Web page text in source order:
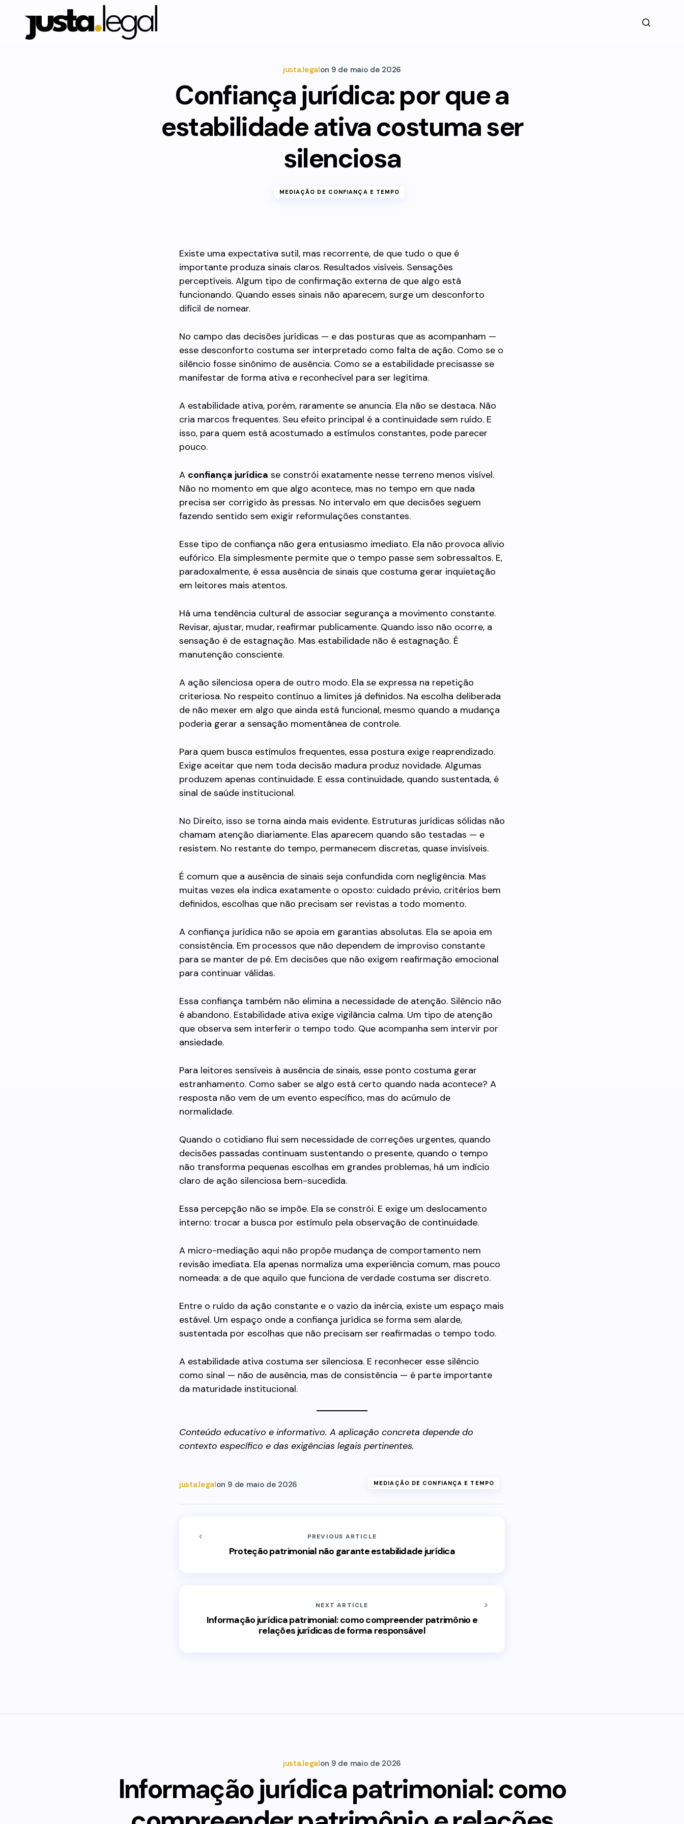
justa.legalon 9 de maio de 2026
Confiança jurídica: por que a
estabilidade ativa costuma ser
silenciosa
MEDIAÇÃO DE CONFIANÇA E TEMPO
Existe uma expectativa sutil, mas recorrente, de que tudo o que é
importante produza sinais claros. Resultados visíveis. Sensações
perceptíveis. Algum tipo de confirmação externa de que algo está
funcionando. Quando esses sinais não aparecem, surge um desconforto
difícil de nomear.
No campo das decisões jurídicas — e das posturas que as acompanham —
esse desconforto costuma ser interpretado como falta de ação. Como se o
silêncio fosse sinônimo de ausência. Como se a estabilidade precisasse se
manifestar de forma ativa e reconhecível para ser legítima.
A estabilidade ativa, porém, raramente se anuncia. Ela não se destaca. Não
cria marcos frequentes. Seu efeito principal é a continuidade sem ruído. E
isso, para quem está acostumado a estímulos constantes, pode parecer
pouco.
A confiança jurídica se constrói exatamente nesse terreno menos visível.
Não no momento em que algo acontece, mas no tempo em que nada
precisa ser corrigido às pressas. No intervalo em que decisões seguem
fazendo sentido sem exigir reformulações constantes.
Esse tipo de confiança não gera entusiasmo imediato. Ela não provoca alívio
eufórico. Ela simplesmente permite que o tempo passe sem sobressaltos. E,
paradoxalmente, é essa ausência de sinais que costuma gerar inquietação
em leitores mais atentos.
Há uma tendência cultural de associar segurança a movimento constante.
Revisar, ajustar, mudar, reafirmar publicamente. Quando isso não ocorre, a
sensação é de estagnação. Mas estabilidade não é estagnação. É
manutenção consciente.
A ação silenciosa opera de outro modo. Ela se expressa na repetição
criteriosa. No respeito contínuo a limites já definidos. Na escolha deliberada
de não mexer em algo que ainda está funcional, mesmo quando a mudança
poderia gerar a sensação momentânea de controle.
Para quem busca estímulos frequentes, essa postura exige reaprendizado.
Exige aceitar que nem toda decisão madura produz novidade. Algumas
produzem apenas continuidade. E essa continuidade, quando sustentada, é
sinal de saúde institucional.
No Direito, isso se torna ainda mais evidente. Estruturas jurídicas sólidas não
chamam atenção diariamente. Elas aparecem quando são testadas — e
resistem. No restante do tempo, permanecem discretas, quase invisíveis.
É comum que a ausência de sinais seja confundida com negligência. Mas
muitas vezes ela indica exatamente o oposto: cuidado prévio, critérios bem
definidos, escolhas que não precisam ser revistas a todo momento.
A confiança jurídica não se apoia em garantias absolutas. Ela se apoia em
consistência. Em processos que não dependem de improviso constante
para se manter de pé. Em decisões que não exigem reafirmação emocional
para continuar válidas.
Essa confiança também não elimina a necessidade de atenção. Silêncio não
é abandono. Estabilidade ativa exige vigilância calma. Um tipo de atenção
que observa sem interferir o tempo todo. Que acompanha sem intervir por
ansiedade.
Para leitores sensíveis à ausência de sinais, esse ponto costuma gerar
estranhamento. Como saber se algo está certo quando nada acontece? A
resposta não vem de um evento específico, mas do acúmulo de
normalidade.
Quando o cotidiano flui sem necessidade de correções urgentes, quando
decisões passadas continuam sustentando o presente, quando o tempo
não transforma pequenas escolhas em grandes problemas, há um indício
claro de ação silenciosa bem-sucedida.
Essa percepção não se impõe. Ela se constrói. E exige um deslocamento
interno: trocar a busca por estímulo pela observação de continuidade.
A micro-mediação aqui não propõe mudança de comportamento nem
revisão imediata. Ela apenas normaliza uma experiência comum, mas pouco
nomeada: a de que aquilo que funciona de verdade costuma ser discreto.
Entre o ruído da ação constante e o vazio da inércia, existe um espaço mais
estável. Um espaço onde a confiança jurídica se forma sem alarde,
sustentada por escolhas que não precisam ser reafirmadas o tempo todo.
A estabilidade ativa costuma ser silenciosa. E reconhecer esse silêncio
como sinal — não de ausência, mas de consistência — é parte importante
da maturidade institucional.
Conteúdo educativo e informativo. A aplicação concreta depende do
contexto específico e das exigências legais pertinentes.
justa.legalon 9 de maio de 2026 MEDIAÇÃO DE CONFIANÇA E TEMPO
PREVIOUS ARTICLE
Proteção patrimonial não garante estabilidade jurídica
NEXT ARTICLE
Informação jurídica patrimonial: como compreender patrimônio e
relações jurídicas de forma responsável
justa.legalon 9 de maio de 2026
Informação jurídica patrimonial: como